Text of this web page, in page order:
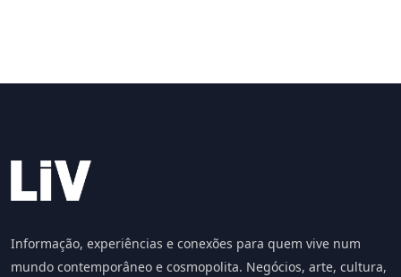
Informação, experiências e conexões para quem vive num
mundo contemporâneo e cosmopolita. Negócios, arte, cultura,